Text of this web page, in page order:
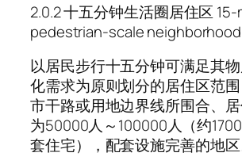
2.0.2 十五分钟生活圈居住区 15-
pedestrian-scale neighborhood
以居民步行十五分钟可满足其
化需求为原则划分的居住区范
市干路或用地边界线所围合、
为50000人～100000人（约
套住宅），配套设施完善的地区